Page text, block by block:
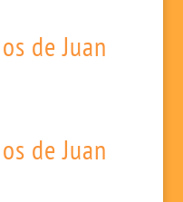
de Juan
de Juan